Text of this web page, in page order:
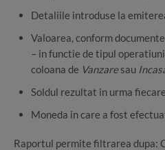
Detaliile introduse la
Valoarea, conform
– in functie de tipul
coloana de Vanzaresau
Soldul rezultat in urma
Moneda in care a fost
Raportul permite filtrarea dupa: